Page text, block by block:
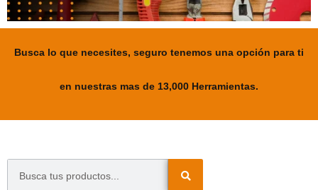
Busca lo que necesites, seguro tenemos una opción para ti
en nuestras mas de 13,000 Herramientas.